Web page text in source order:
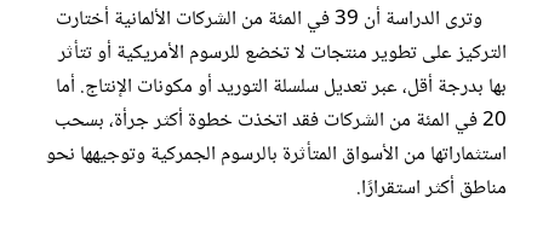
وترى الدراسة أن 39 في المئة من الشركات الألمانية أختارت
التركيز على تطوير منتجات لا تخضع للرسوم الأمريكية أو تتأثر
بها بدرجة أقل، عبر تعديل سلسلة التوريد أو مكونات الإنتاج. أما
20 في المئة من الشركات فقد اتخذت خطوة أكثر جرأة، بسحب
استثماراتها من الأسواق المتأثرة بالرسوم الجمركية وتوجيهها نحو
مناطق أكثر استقرارًا.